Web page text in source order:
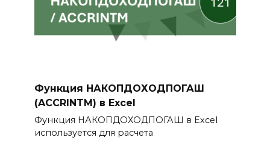
Функция НАКОПДОХОДПОГАШ
(ACCRINTM) в Excel
Функция НАКОПДОХОДПОГАШ в Excel
используется для расчета